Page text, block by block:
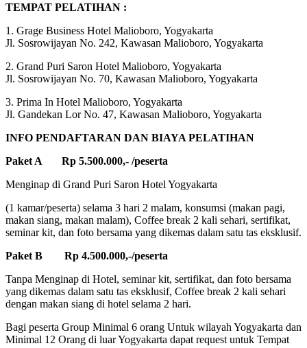
TEMPAT PELATIHAN :
1. Grage Business Hotel Malioboro, Yogyakarta
Jl. Sosrowijayan No. 242, Kawasan Malioboro, Yogyakarta
2. Grand Puri Saron Hotel Malioboro, Yogyakarta
Jl. Sosrowijayan No. 70, Kawasan Malioboro, Yogyakarta
3. Prima In Hotel Malioboro, Yogyakarta
Jl. Gandekan Lor No. 47, Kawasan Malioboro, Yogyakarta
INFO PENDAFTARAN DAN BIAYA PELATIHAN
Paket A Rp 5.500.000,- /peserta
Menginap di Grand Puri Saron Hotel Yogyakarta
(1 kamar/peserta) selama 3 hari 2 malam, konsumsi (makan pagi,
makan siang, makan malam), Coffee break 2 kali sehari, sertifikat,
seminar kit, dan foto bersama yang dikemas dalam satu tas eksklusif.
Paket B Rp 4.500.000,-/peserta
Tanpa Menginap di Hotel, seminar kit, sertifikat, dan foto bersama
yang dikemas dalam satu tas eksklusif, Coffee break 2 kali sehari
dengan makan siang di hotel selama 2 hari.
Bagi peserta Group Minimal 6 orang Untuk wilayah Yogyakarta dan
Minimal 12 Orang di luar Yogyakarta dapat request untuk Tempat